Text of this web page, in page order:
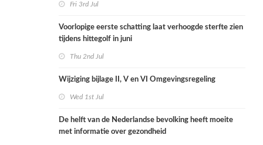
Fri 3rd Jul
Voorlopige eerste schatting laat verhoogde sterfte zien
tijdens hittegolf in juni
Thu 2nd Jul
Wijziging bijlage II, V en VI Omgevingsregeling
Wed 1st Jul
De helft van de Nederlandse bevolking heeft moeite
met informatie over gezondheid